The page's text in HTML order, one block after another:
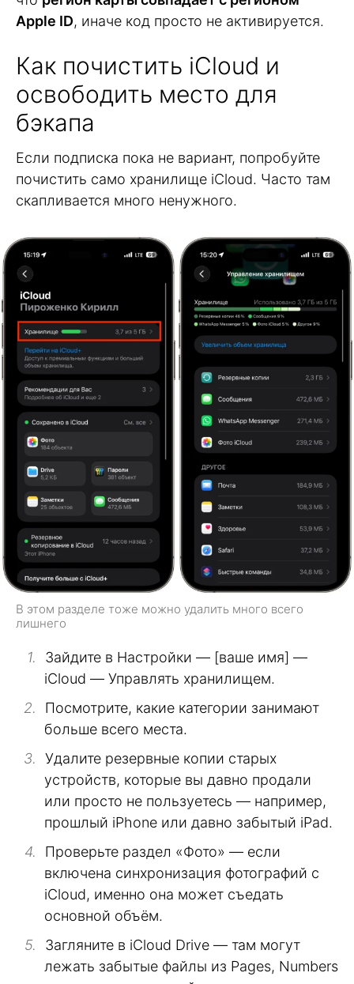
Apple ID, иначе код просто не активируется.
Как почистить iCloud и
освободить место для
бэкапа
Если подписка пока не вариант, попробуйте
почистить само хранилище iCloud. Часто там
скапливается много ненужного.
В этом разделе тоже можно удалить много всего
лишнего
Зайдите в Настройки — [ваше имя] —
iCloud — Управлять хранилищем.
Посмотрите, какие категории занимают
больше всего места.
Удалите резервные копии старых
устройств, которые вы давно продали
или просто не пользуетесь — например,
прошлый iPhone или давно забытый iPad.
Проверьте раздел «Фото» — если
включена синхронизация фотографий с
iCloud, именно она может съедать
основной объём.
Загляните в iCloud Drive — там могут
лежать забытые файлы из Pages, Numbers